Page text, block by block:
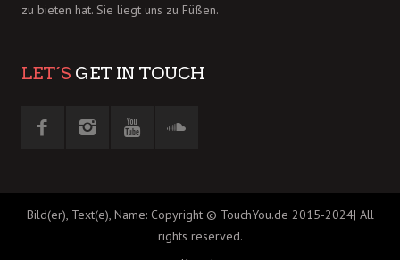
zu bieten hat. Sie liegt uns zu Füßen.
LET´S GET IN TOUCH
Bild(er), Text(e), Name: Copyright © TouchYou.de 2015-2024| All
rights reserved.